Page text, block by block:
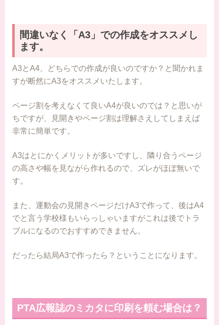
間違いなく「A3」での作成をオススメし
ます。
A3とA4、どちらでの作成が良いのですか？と聞かれま
すが断然にA3をオススメいたします。
ページ割を考えなくて良いA4が良いのでは？と思いが
ちですが、見開きやページ割は理解さえしてしまえば
非常に簡単です。
A3はとにかくメリットが多いですし、隣り合うページ
の高さや幅を見ながら作れるので、ズレがほぼ無いで
す。
また、運動会の見開きページだけA3で作って、後はA4
でと言う学校様もいらっしゃいますがこれは後でトラ
ブルになるのでおすすめできません。
だったら結局A3で作ったら？ということになります。
PTA広報誌のミカタに印刷を頼む場合は？